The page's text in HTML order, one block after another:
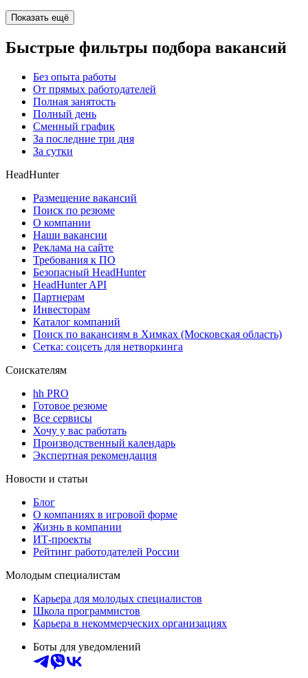
Показать ещё
Быстрые фильтры подбора вакансий
Без опыта работы
От прямых работодателей
Полная занятость
Полный день
Сменный график
За последние три дня
За сутки
HeadHunter
Размещение вакансий
Поиск по резюме
О компании
Наши вакансии
Реклама на сайте
Требования к ПО
Безопасный HeadHunter
HeadHunter API
Партнерам
Инвесторам
Каталог компаний
Поиск по вакансиям в Химках (Московская область)
Сетка: соцсеть для нетворкинга
Соискателям
hh PRO
Готовое резюме
Все сервисы
Хочу у вас работать
Производственный календарь
Экспертная рекомендация
Новости и статьи
Блог
О компаниях в игровой форме
Жизнь в компании
ИТ-проекты
Рейтинг работодателей России
Молодым специалистам
Карьера для молодых специалистов
Школа программистов
Карьера в некоммерческих организациях
Боты для уведомлений